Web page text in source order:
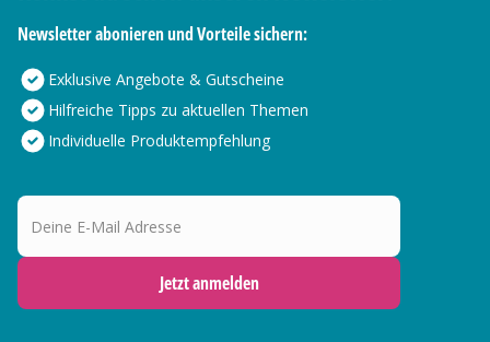
Newsletter abonieren und Vorteile sichern:
Exklusive Angebote & Gutscheine
Hilfreiche Tipps zu aktuellen Themen
Individuelle Produktempfehlung
Deine E-Mail Adresse
Jetzt anmelden